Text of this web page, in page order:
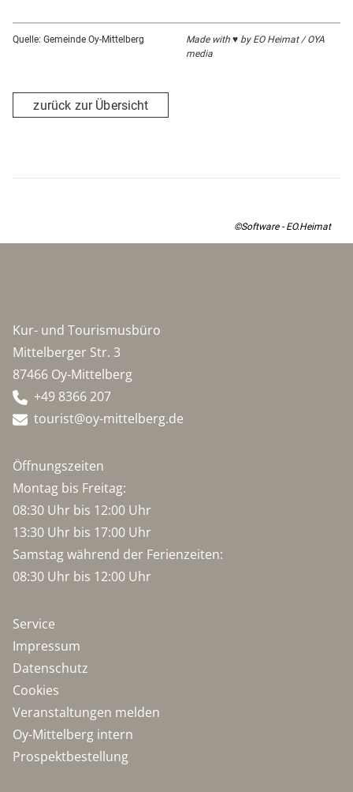
Quelle: Gemeinde Oy-Mittelberg
Made with ♥ by EO Heimat / OYA
media
zurück zur Übersicht
©Software - EO.Heimat
Kur- und Tourismusbüro
Mittelberger Str. 3
87466 Oy-Mittelberg
+49 8366 207
tourist@oy-mittelberg.de
Öffnungszeiten
Montag bis Freitag:
08:30 Uhr bis 12:00 Uhr
13:30 Uhr bis 17:00 Uhr
Samstag während der Ferienzeiten:
08:30 Uhr bis 12:00 Uhr
Service
Impressum
Datenschutz
Cookies
Veranstaltungen melden
Oy-Mittelberg intern
Prospektbestellung